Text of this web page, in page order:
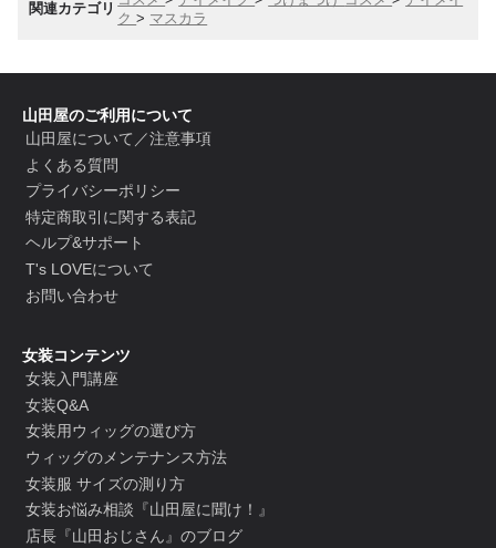
関連カテゴリ
ク> マスカラ
山田屋のご利用について
山田屋について／注意事項
よくある質問
プライバシーポリシー
特定商取引に関する表記
ヘルプ&サポート
T's LOVEについて
お問い合わせ
女装コンテンツ
女装入門講座
女装Q&A
女装用ウィッグの選び方
ウィッグのメンテナンス方法
女装服 サイズの測り方
女装お悩み相談『山田屋に聞け！』
店長『山田おじさん』のブログ